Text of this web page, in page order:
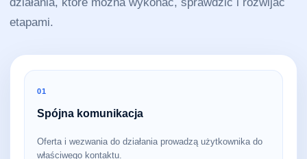
etapami.
01
Spójna komunikacja
Oferta i wezwania do działania prowadzą użytkownika do
właściwego kontaktu.